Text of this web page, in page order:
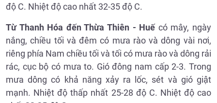
độ C. Nhiệt độ cao nhất 32-35 độ C.
Từ Thanh Hóa đến Thừa Thiên - Huếcó mây, ngày
nắng, chiều tối và đêm có mưa rào và dông vài nơi,
riêng phía Nam chiều tối và tối có mưa rào và dông rải
rác, cục bộ có mưa to. Gió đông nam cấp 2-3. Trong
mưa dông có khả năng xảy ra lốc, sét và gió giật
mạnh. Nhiệt độ thấp nhất 25-28 độ C. Nhiệt độ cao